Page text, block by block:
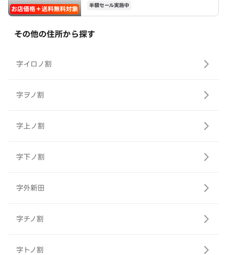
お店価格＋送料無料対象 半額セール実施中
その他の住所から探す
字イロノ割
字ヲノ割
字上ノ割
字下ノ割
字外新田
字チノ割
字トノ割